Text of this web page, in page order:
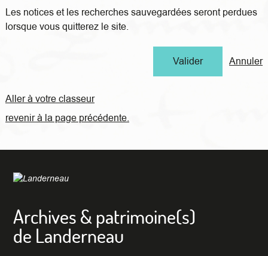
Les notices et les recherches sauvegardées seront perdues
lorsque vous quitterez le site.
Annuler
Aller à votre classeur
revenir à la page précédente.
Archives & patrimoine(s)
de Landerneau